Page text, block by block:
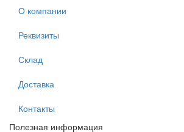
О компании
Реквизиты
Склад
Доставка
Контакты
Полезная информация